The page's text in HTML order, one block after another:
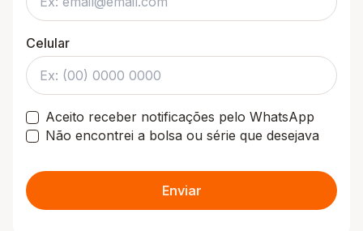
Celular
Aceito receber notificações pelo WhatsApp
Não encontrei a bolsa ou série que desejava
Enviar